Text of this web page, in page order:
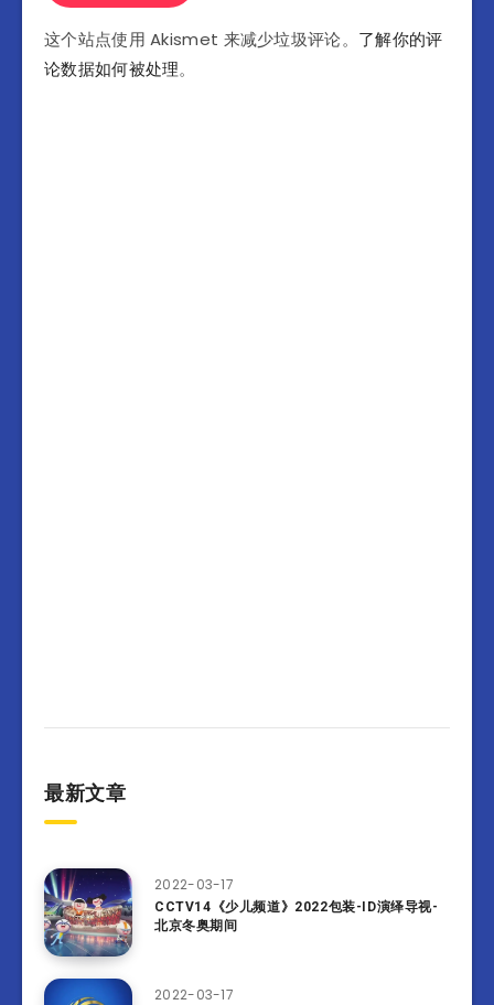
这个站点使用 Akismet 来减少垃圾评论。 了解你的评
论数据如何被处理。
最新文章
2022-03-17
CCTV14《少儿频道》2022包装-ID演绎导视-
北京冬奥期间
2022-03-17